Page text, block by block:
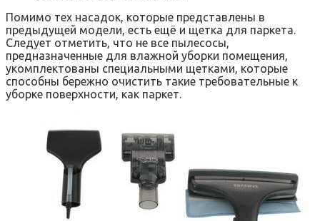
Помимо тех насадок, которые представлены в
предыдущей модели, есть ещё и щетка для паркета.
Следует отметить, что не все пылесосы,
предназначенные для влажной уборки помещения,
укомплектованы специальными щетками, которые
способны бережно очистить такие требовательные к
уборке поверхности, как паркет.